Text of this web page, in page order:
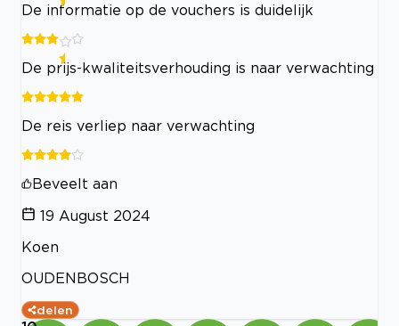
De informatie op de vouchers is duidelijk
De prijs-kwaliteitsverhouding is naar verwachting
De reis verliep naar verwachting
Beveelt aan
19 August 2024
Koen
OUDENBOSCH
delen